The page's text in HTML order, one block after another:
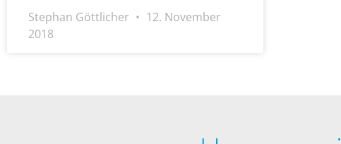
Stephan Göttlicher
12. November
2018